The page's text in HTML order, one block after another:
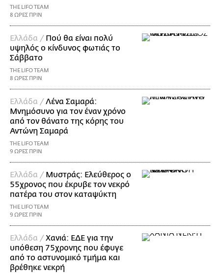
THE LIFO TEAM
8 ΩΡΕΣ ΠΡΙΝ
Ελλάδα / Πού θα είναι πολύ
υψηλός ο κίνδυνος φωτιάς το
Σάββατο
THE LIFO TEAM
8 ΩΡΕΣ ΠΡΙΝ
Ελλάδα / Λένα Σαμαρά:
Μνημόσυνο για τον έναν χρόνο
από τον θάνατο της κόρης του
Αντώνη Σαμαρά
THE LIFO TEAM
9 ΩΡΕΣ ΠΡΙΝ
Ελλάδα / Μυστράς: Ελεύθερος ο
55χρονος που έκρυβε τον νεκρό
πατέρα του στον καταψύκτη
THE LIFO TEAM
9 ΩΡΕΣ ΠΡΙΝ
Ελλάδα / Χανιά: ΕΔΕ για την
υπόθεση 75χρονης που έφυγε
από το αστυνομικό τμήμα και
βρέθηκε νεκρή